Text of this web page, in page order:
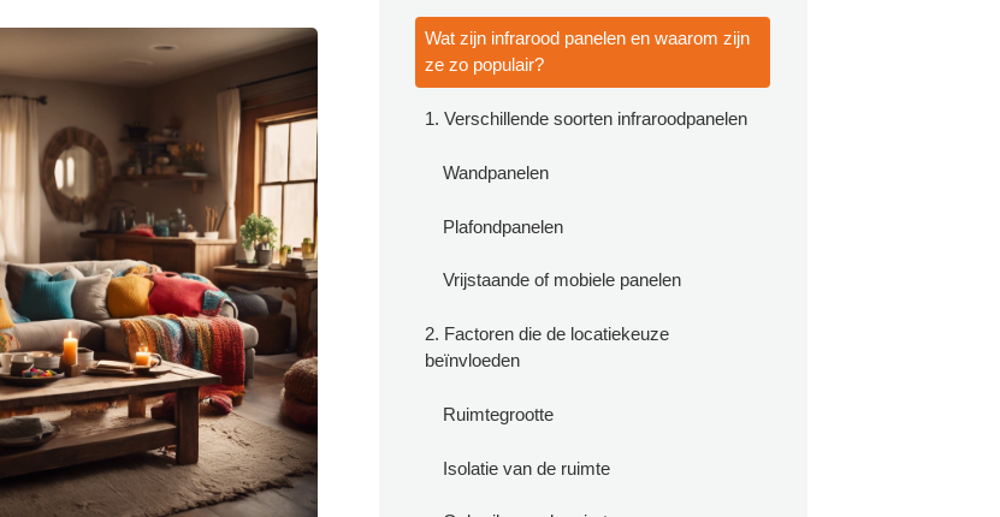
Wat zijn infrarood panelen en waarom zijn
ze zo populair?
1. Verschillende soorten infraroodpanelen
Wandpanelen
Plafondpanelen
Vrijstaande of mobiele panelen
2. Factoren die de locatiekeuze
beïnvloeden
Ruimtegrootte
Isolatie van de ruimte